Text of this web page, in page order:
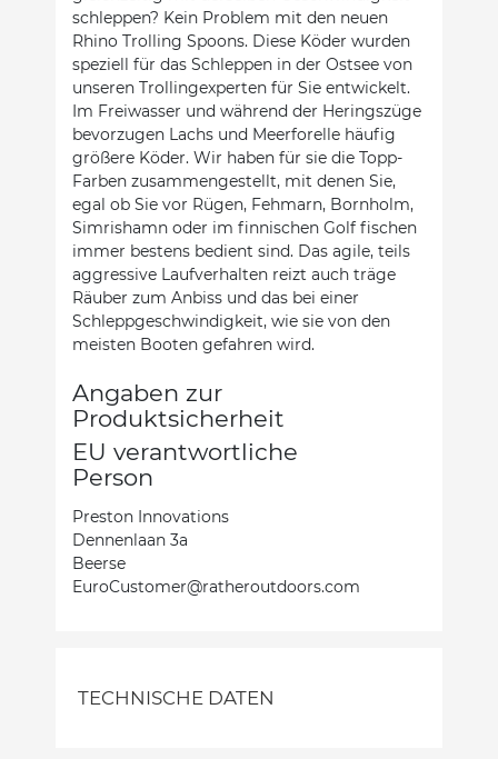
schleppen? Kein Problem mit den neuen
Rhino Trolling Spoons. Diese Köder wurden
speziell für das Schleppen in der Ostsee von
unseren Trollingexperten für Sie entwickelt.
Im Freiwasser und während der Heringszüge
bevorzugen Lachs und Meerforelle häufig
größere Köder. Wir haben für sie die Topp-
Farben zusammengestellt, mit denen Sie,
egal ob Sie vor Rügen, Fehmarn, Bornholm,
Simrishamn oder im finnischen Golf fischen 
immer bestens bedient sind. Das agile, teils
aggressive Laufverhalten reizt auch träge
Räuber zum Anbiss und das bei einer
Schleppgeschwindigkeit, wie sie von den
meisten Booten gefahren wird.
Angaben zur
Produktsicherheit
EU verantwortliche
Person
Preston Innovations
Dennenlaan 3a
Beerse
EuroCustomer@ratheroutdoors.com
TECHNISCHE DATEN